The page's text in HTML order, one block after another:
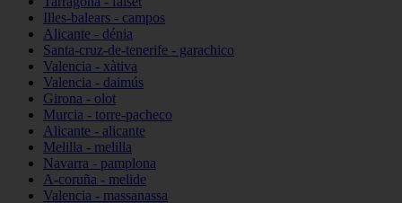
Illes-balears - campos
Alicante - dénia
Santa-cruz-de-tenerife - garachico
Valencia - xàtiva
Valencia - daimús
Girona - olot
Murcia - torre-pacheco
Alicante - alicante
Melilla - melilla
Navarra - pamplona
A-coruña - melide
Valencia - massanassa